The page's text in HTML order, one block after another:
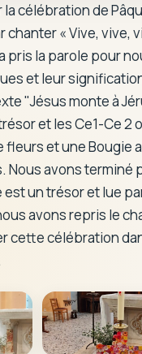
célébration de
« Vive, vive,
pris la parole pour
et leur
"Jésus monte à
et les Ce1-Ce 2
et une Bougie
Nous avons terminé
un trésor et lue
avons repris le
cette célébration